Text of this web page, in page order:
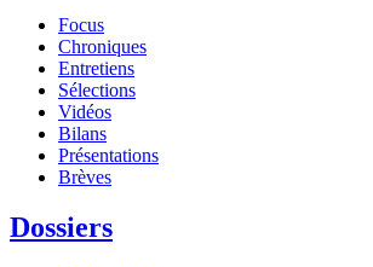
Focus
Chroniques
Entretiens
Sélections
Vidéos
Bilans
Présentations
Brèves
Dossiers